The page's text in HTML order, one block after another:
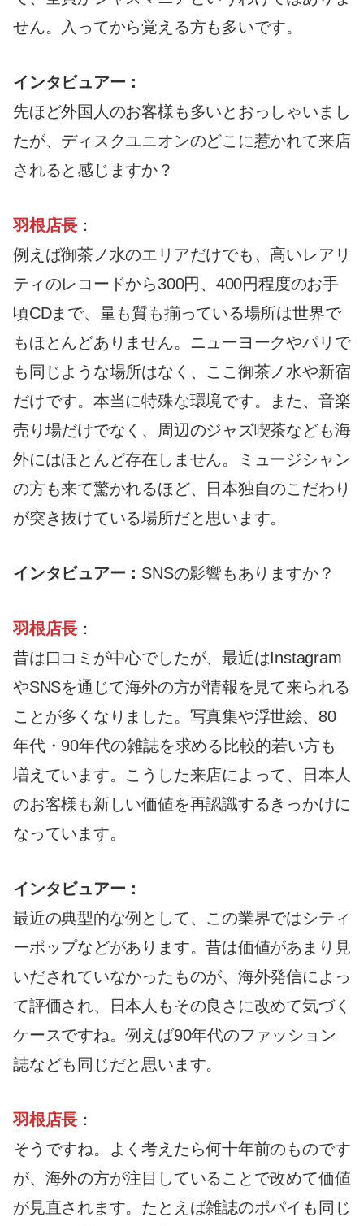
せん。入ってから覚える方も多いです。
インタビュアー：
先ほど外国人のお客様も多いとおっしゃいまし
たが、ディスクユニオンのどこに惹かれて来店
されると感じますか？
羽根店長 ：
例えば御茶ノ水のエリアだけでも、高いレアリ
ティのレコードから300円、400円程度のお手
頃CDまで、量も質も揃っている場所は世界で
もほとんどありません。ニューヨークやパリで
も同じような場所はなく、ここ御茶ノ水や新宿
だけです。本当に特殊な環境です。また、音楽
売り場だけでなく、周辺のジャズ喫茶なども海
外にはほとんど存在しません。ミュージシャン
の方も来て驚かれるほど、日本独自のこだわり
が突き抜けている場所だと思います。
インタビュアー： SNSの影響もありますか？
羽根店長 ：
昔は口コミが中心でしたが、最近はInstagram
やSNSを通じて海外の方が情報を見て来られる
ことが多くなりました。写真集や浮世絵、80
年代・90年代の雑誌を求める比較的若い方も
増えています。こうした来店によって、日本人
のお客様も新しい価値を再認識するきっかけに
なっています。
インタビュアー：
最近の典型的な例として、この業界ではシティ
ーポップなどがあります。昔は価値があまり見
いだされていなかったものが、海外発信によっ
て評価され、日本人もその良さに改めて気づく
ケースですね。例えば90年代のファッション
誌なども同じだと思います。
羽根店長 ：
そうですね。よく考えたら何十年前のものです
が、海外の方が注目していることで改めて価値
が見直されます。たとえば雑誌のポパイも同じ